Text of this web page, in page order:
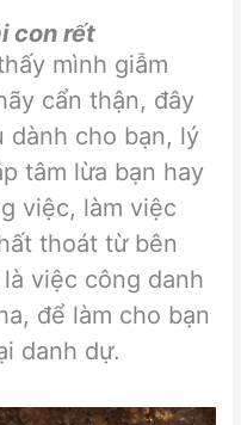
con rết
mình giẫm
cẩn thận, đây
dành cho bạn, lý
tâm lừa bạn hay
việc, làm việc
thoát từ bên
việc công danh
để làm cho bạn
danh dự.